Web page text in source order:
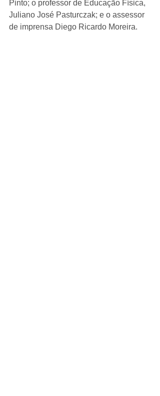
Pinto; o professor de Educação Física,
Juliano José Pasturczak; e o assessor
de imprensa Diego Ricardo Moreira.